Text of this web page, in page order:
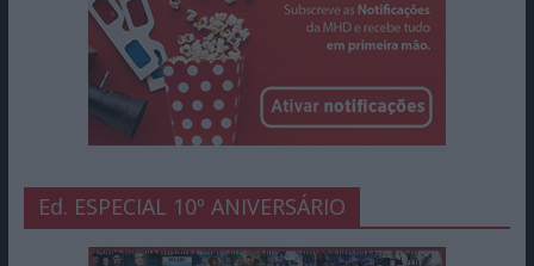
Ed. ESPECIAL 10º ANIVERSÁRIO